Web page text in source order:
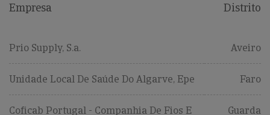
Empresa Distrito
Prio Supply, S.a. Aveiro
Unidade Local De Saúde Do Algarve, Epe Faro
Coficab Portugal - Companhia De Fios E
Guarda